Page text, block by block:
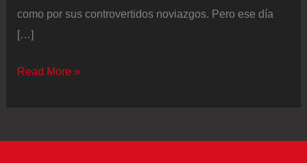
como por sus controvertidos noviazgos. Pero ese día
[…]
Marius
Read More »